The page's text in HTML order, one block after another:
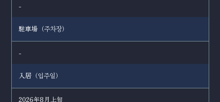
-
駐車場（주차장）
-
入居（입주일 ）
2026年8月上旬